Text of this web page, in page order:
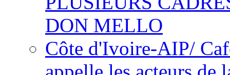
DON MELLO
Côte d'Ivoire-AIP/